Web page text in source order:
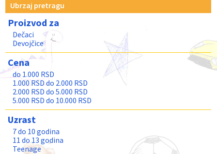
Ubrzaj pretragu
Proizvod za
Dečaci
Devojčice
Cena
do 1.000 RSD
1.000 RSD do 2.000 RSD
2.000 RSD do 5.000 RSD
5.000 RSD do 10.000 RSD
Uzrast
7 do 10 godina
11 do 13 godina
Teenage